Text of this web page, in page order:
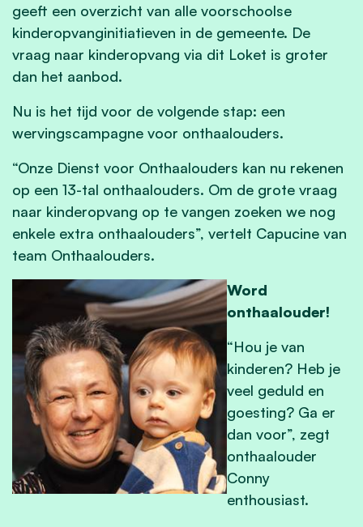
geeft een overzicht van alle voorschoolse
kinderopvanginitiatieven in de gemeente. De
vraag naar kinderopvang via dit Loket is groter
dan het aanbod.
Nu is het tijd voor de volgende stap: een
wervingscampagne voor onthaalouders.
“Onze Dienst voor Onthaalouders kan nu rekenen
op een 13-tal onthaalouders. Om de grote vraag
naar kinderopvang op te vangen zoeken we nog
enkele extra onthaalouders”, vertelt Capucine van
team Onthaalouders.
Word
onthaalouder!
“Hou je van
kinderen? Heb je
veel geduld en
goesting? Ga er
dan voor”, zegt
onthaalouder
Conny
enthousiast.